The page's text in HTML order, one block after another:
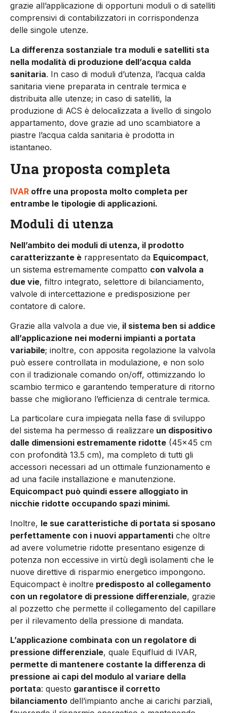
grazie all’applicazione di opportuni moduli o di satelliti
comprensivi di contabilizzatori in corrispondenza
delle singole utenze.
La differenza sostanziale tra moduli e satelliti sta
nella modalità di produzione dell’acqua calda
sanitaria. In caso di moduli d’utenza, l’acqua calda
sanitaria viene preparata in centrale termica e
distribuita alle utenze; in caso di satelliti, la
produzione di ACS è delocalizzata a livello di singolo
appartamento, dove grazie ad uno scambiatore a
piastre l’acqua calda sanitaria è prodotta in
istantaneo.
Una proposta completa
IVAR offre una proposta molto completa per
entrambe le tipologie di applicazioni.
Moduli di utenza
Nell’ambito dei moduli di utenza, il prodotto
caratterizzante è rappresentato da Equicompact,
un sistema estremamente compatto con valvola a
due vie, filtro integrato, selettore di bilanciamento,
valvole di intercettazione e predisposizione per
contatore di calore.
Grazie alla valvola a due vie, il sistema ben si addice
all’applicazione nei moderni impianti a portata
variabile; inoltre, con apposita regolazione la valvola
può essere controllata in modulazione, e non solo
con il tradizionale comando on/off, ottimizzando lo
scambio termico e garantendo temperature di ritorno
basse che migliorano l’efficienza di centrale termica.
La particolare cura impiegata nella fase di sviluppo
del sistema ha permesso di realizzare un dispositivo
dalle dimensioni estremamente ridotte (45×45 cm
con profondità 13.5 cm), ma completo di tutti gli
accessori necessari ad un ottimale funzionamento e
ad una facile installazione e manutenzione.
Equicompact può quindi essere alloggiato in
nicchie ridotte occupando spazi minimi.
Inoltre, le sue caratteristiche di portata si sposano
perfettamente con i nuovi appartamenti che oltre
ad avere volumetrie ridotte presentano esigenze di
potenza non eccessive in virtù degli isolamenti che le
nuove direttive di risparmio energetico impongono.
Equicompact è inoltre predisposto al collegamento
con un regolatore di pressione differenziale, grazie
al pozzetto che permette il collegamento del capillare
per il rilevamento della pressione di mandata.
L’applicazione combinata con un regolatore di
pressione differenziale, quale Equifluid di IVAR,
permette di mantenere costante la differenza di
pressione ai capi del modulo al variare della
portata: questo garantisce il corretto
bilanciamento dell’impianto anche ai carichi parziali,